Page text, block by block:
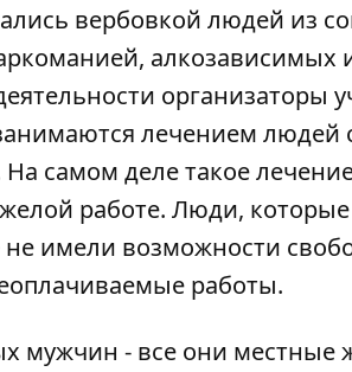
вербовкой людей из
алкозависимых
организаторы
лечением людей
самом деле такое
работе. Люди,
имели возможности
работы.
мужчин - все они местные